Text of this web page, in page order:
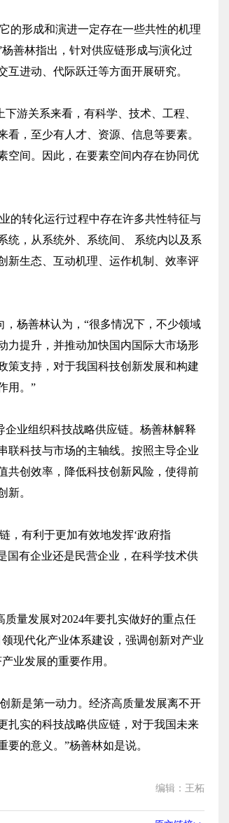
的形成和演进一定存在一些共性的机理
善林指出，针对供应链形成与演化过
进动、代际跃迁等方面开展研究。
游关系来看，有科学、技术、工程、
，至少有人才、资源、信息等要素。
空间。因此，在要素空间内存在协同优
的转化运行过程中存在许多共性特征与
统，从系统外、系统间、 系统内以及系
新生态、互动机理、运作机制、效率评
杨善林认为，“很多情况下，不少领域
力提升，并推动加快国内国际大市场形
策支持，对于我国科技创新发展和构建
用。”
业组织科技战略供应链。杨善林解释
联科技与市场的主轴线。按照主导企业
共创效率，降低科技创新风险，使得前
新。
，有利于更加有效地发挥‘政府指
国有企业还是民营企业，在科学技术供
量发展对2024年要扎实做好的重点任
现代化产业体系建设，强调创新对产业
业发展的重要作用。
新是第一动力。经济高质量发展离不开
扎实的科技战略供应链，对于我国未来
的意义。”杨善林如是说。
编辑：王柘